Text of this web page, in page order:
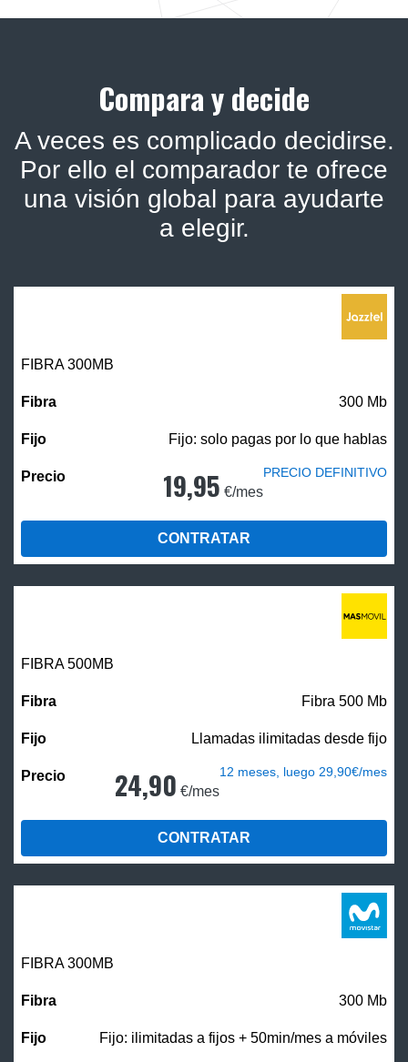
Compara y decide
A veces es complicado decidirse.
Por ello el comparador te ofrece
una visión global para ayudarte
a elegir.
FIBRA 300MB
300 Mb
Fijo: solo pagas por lo que hablas
19,95 €/mes
PRECIO DEFINITIVO
CONTRATAR
FIBRA500MB
Fibra 500 Mb
Llamadas ilimitadas desde fijo
24,90 €/mes
12 meses, luego 29,90€/mes
CONTRATAR
FIBRA 300MB
300 Mb
Fijo: ilimitadas a fijos + 50min/mes a móviles